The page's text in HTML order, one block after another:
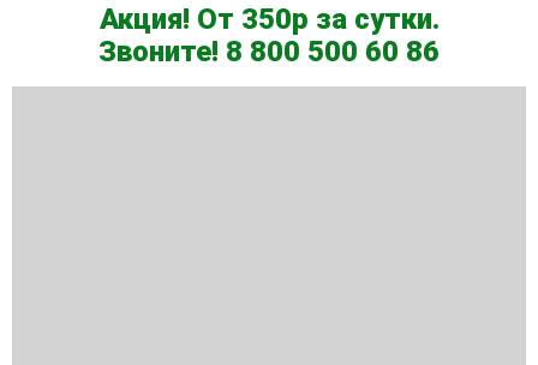
Акция! От 350р за сутки.
Звоните! 8 800 500 60 86